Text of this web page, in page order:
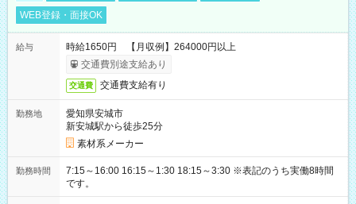
WEB登録・面接OK
給与
時給1650円 【月収例】264000円以上
交通費別途支給あり
交通費 交通費支給有り
勤務地
愛知県安城市
新安城駅から徒歩25分
素材系メーカー
勤務時間
7:15～16:00 16:15～1:30 18:15～3:30 ※表記のうち実働8時間
です。